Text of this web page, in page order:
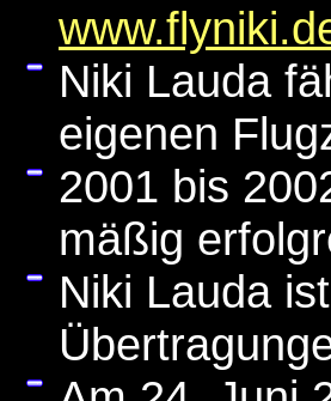
Niki Lauda
eigenen
2001 bis
mäßig
Niki Lauda